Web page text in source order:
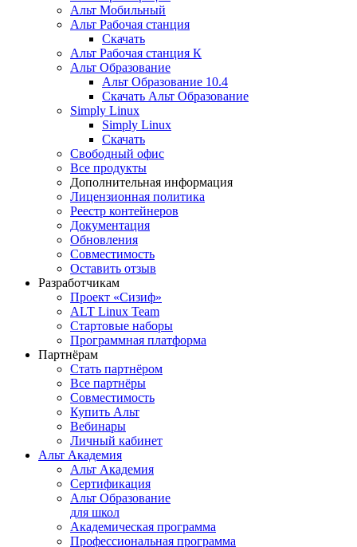
Альт Мобильный
Альт Рабочая станция
Скачать
Альт Рабочая станция К
Альт Образование
Альт Образование 10.4
Скачать Альт Образование
Simply Linux
Simply Linux
Скачать
Свободный офис
Все продукты
Дополнительная информация
Лицензионная политика
Реестр контейнеров
Документация
Обновления
Совместимость
Оставить отзыв
Разработчикам
Проект «Сизиф»
ALT Linux Team
Стартовые наборы
Программная платформа
Партнёрам
Стать партнёром
Все партнёры
Совместимость
Купить Альт
Вебинары
Личный кабинет
Альт Академия
Альт Академия
Сертификация
Альт Образование
для школ
Академическая программа
Профессиональная программа